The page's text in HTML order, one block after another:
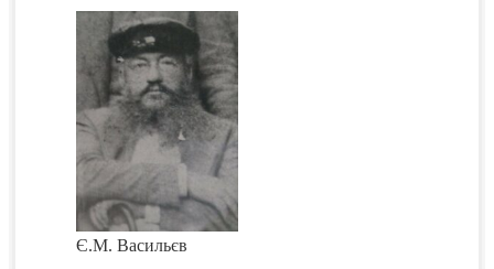
Є.М. Васильєв